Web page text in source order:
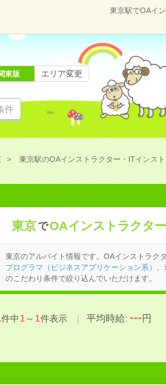
東京駅でOAイ
件
東版 エリア変更
東京駅のOAインストラクター・ITインス
東京でOAインストラクタ
東京のアルバイト情報です。OAインストラク
プログラマ（ビジネスアプリケーション系）
のこだわり条件で絞り込んでいただけます。
件中1～1件表示 平均時給:---円